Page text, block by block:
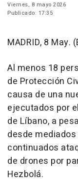
Viernes, 8 mayo 2026
Publicado: 17:35
MADRID, 8 May.
Al menos 18
de Protección
causa de una
ejecutados por
de Líbano, a
desde
continuados
de drones por
Hezbolá.